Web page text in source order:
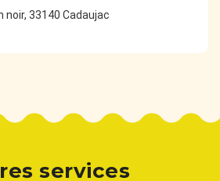
noir, 33140 Cadaujac
services